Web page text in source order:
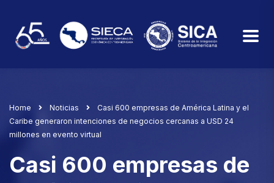
Home Noticias
Casi 600 empresas de América Latina y el
Caribe generaron intenciones de negocios cercanas a USD 24
millones en evento virtual
Casi 600 empresas de